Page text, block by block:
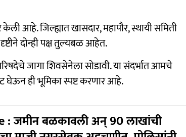
आहे. जिल्ह्यात खासदार, महापौर, स्थायी समिती
दोन्ही पक्ष तुल्यबळ आहेत.
जागा शिवसेनेला सोडावी. या संदर्भात आमचे
घेऊन ही भूमिका स्पष्ट करणार आहे.
: जमीन बळकावली अन् 90 लाखांची